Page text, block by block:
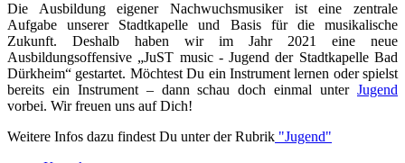
Die Ausbildung eigener Nachwuchsmusiker ist eine zentrale
Aufgabe unserer Stadtkapelle und Basis für die musikalische
Zukunft. Deshalb haben wir im Jahr 2021 eine neue
Ausbildungsoffensive „JuST music - Jugend der Stadtkapelle Bad
Dürkheim“ gestartet. Möchtest Du ein Instrument lernen oder spielst
bereits ein Instrument – dann schau doch einmal unter Jugend
vorbei. Wir freuen uns auf Dich!
Weitere Infos dazu findest Du unter der Rubrik "Jugend"